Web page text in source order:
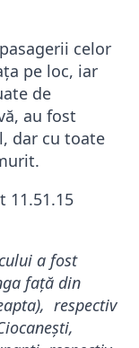
celor
pe loc, iar
de
au fost
dar cu toate
a fost
față din
respectiv